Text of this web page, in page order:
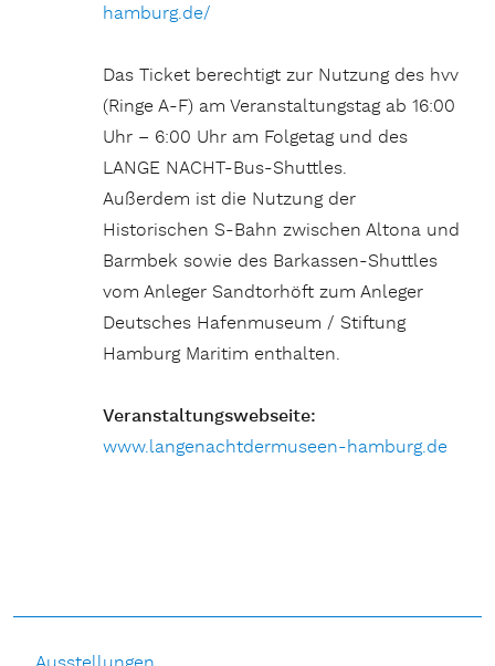
hamburg.de/
Das Ticket berechtigt zur Nutzung des hvv
(Ringe A-F) am Veranstaltungstag ab 16:00
Uhr – 6:00 Uhr am Folgetag und des
LANGE NACHT-Bus-Shuttles.
Außerdem ist die Nutzung der
Historischen S-Bahn zwischen Altona und
Barmbek sowie des Barkassen-Shuttles
vom Anleger Sandtorhöft zum Anleger
Deutsches Hafenmuseum / Stiftung
Hamburg Maritim enthalten.
Veranstaltungswebseite:
www.langenachtdermuseen-hamburg.de